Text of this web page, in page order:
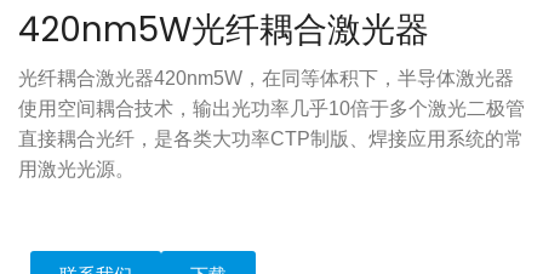
420nm5W光纤耦合激光器
光纤耦合激光器420nm5W，在同等体积下，半导体激光器
使用空间耦合技术，输出光功率几乎10倍于多个激光二极管
直接耦合光纤，是各类大功率CTP制版、焊接应用系统的常
用激光光源。